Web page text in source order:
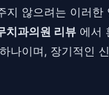
지 않으려는 이러한
치과의원 리뷰 에서
나이며, 장기적인